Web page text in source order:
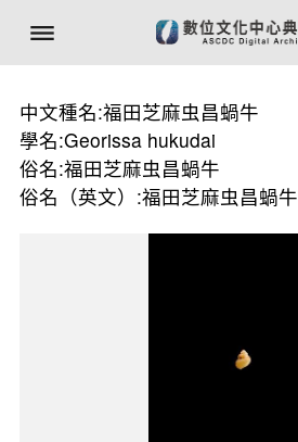
中文種名:福田芝麻虫昌蝸牛
學名:Georissa hukudai
俗名:福田芝麻虫昌蝸牛
俗名（英文）:福田芝麻虫昌蝸牛